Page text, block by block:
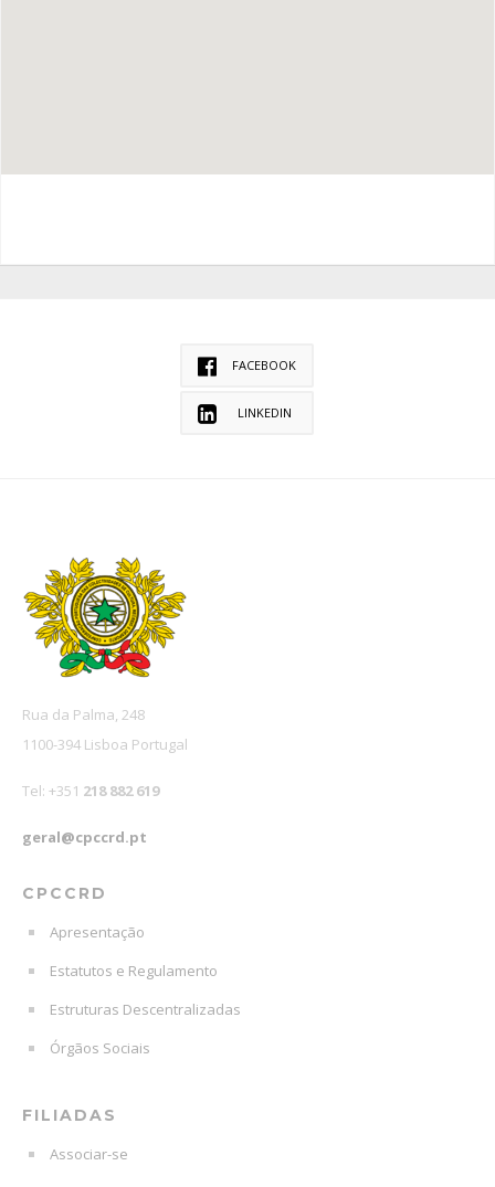
FACEBOOK
LINKEDIN
Rua da Palma, 248
1100-394 Lisboa Portugal
Tel: +351 218 882 619
geral@cpccrd.pt
CPCCRD
Apresentação
Estatutos e Regulamento
Estruturas Descentralizadas
Órgãos Sociais
FILIADAS
Associar-se